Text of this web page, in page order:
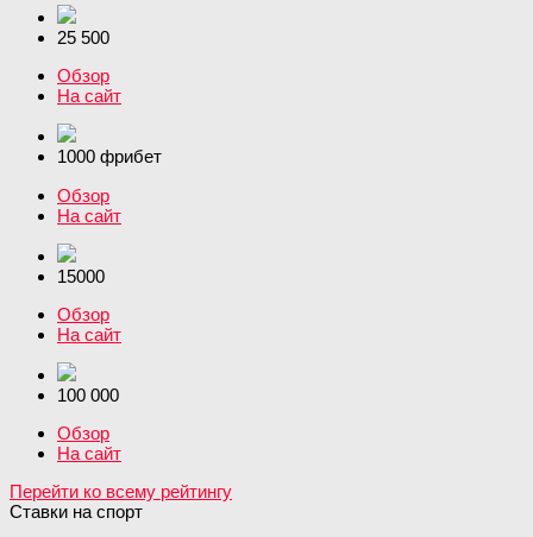
25 500
Обзор
На сайт
1000 фрибет
Обзор
На сайт
15000
Обзор
На сайт
100 000
Обзор
На сайт
Перейти ко всему рейтингу
Ставки на спорт